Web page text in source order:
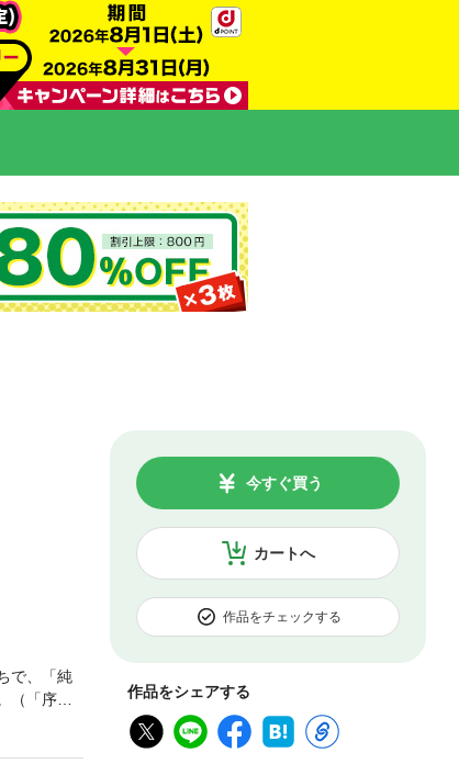
カートへ
今すぐ買う
作品をチェックする
作品をシェアする
で、「純
（「序
思想家や